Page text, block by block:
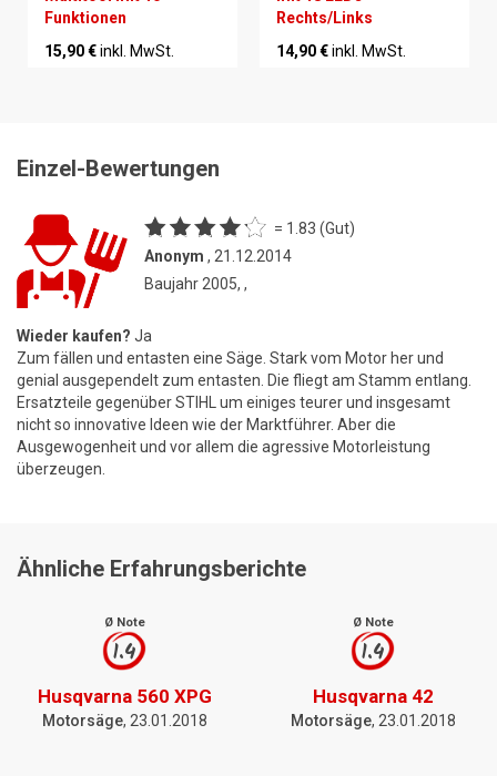
Funktionen
15,90 €inkl. MwSt.
Rechts/Links
14,90 €inkl. MwSt.
Einzel-Bewertungen
= 1.83 (Gut)
Anonym , 21.12.2014
Baujahr 2005, ,
Wieder kaufen? Ja
Zum fällen und entasten eine Säge. Stark vom Motor her und
genial ausgependelt zum entasten. Die fliegt am Stamm entlang.
Ersatzteile gegenüber STIHL um einiges teurer und insgesamt
nicht so innovative Ideen wie der Marktführer. Aber die
Ausgewogenheit und vor allem die agressive Motorleistung
überzeugen.
Ähnliche Erfahrungsberichte
Ø Note
1.4
Husqvarna 560 XPG
Motorsäge, 23.01.2018
Ø Note
1.4
Husqvarna 42
Motorsäge, 23.01.2018